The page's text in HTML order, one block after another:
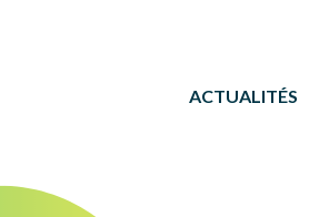
ACTUALITÉS